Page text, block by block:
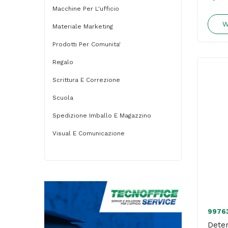
Macchine Per L'ufficio
Materiale Marketing
Prodotti Per Comunita'
Regalo
Scrittura E Correzione
Scuola
Spedizione Imballo E Magazzino
Visual E Comunicazione